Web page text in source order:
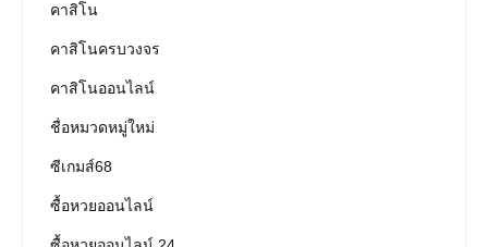
คาสิโน
คาสิโนครบวงจร
คาสิโนออนไลน์
ชื่อหมวดหมู่ใหม่
ซีเกมส์68
ซื้อหวยออนไลน์